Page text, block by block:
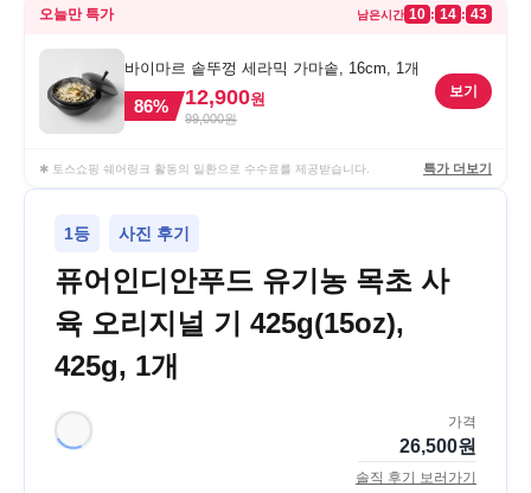
오늘만 특가 남은시간 10 : 14 : 43
바이마르 솥뚜껑 세라믹 가마솥, 16cm, 1개
86% 12,900원
99,000원
보기
✱ 토스쇼핑 쉐어링크 활동의 일환으로 수수료를 제공받습니다. 특가 더보기
1등 사진 후기
퓨어인디안푸드 유기농 목초 사
육 오리지널 기 425g(15oz),
425g, 1개
가격
26,500원
솔직 후기 보러가기